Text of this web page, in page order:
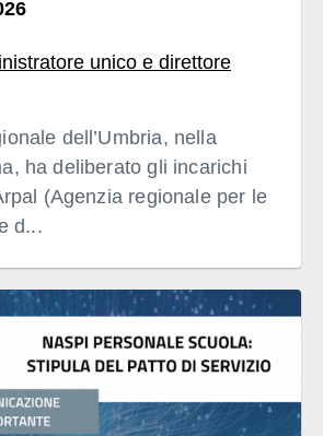
unico e direttore
dell’Umbria, nella
ha deliberato gli incarichi
(Agenzia regionale per le
d...